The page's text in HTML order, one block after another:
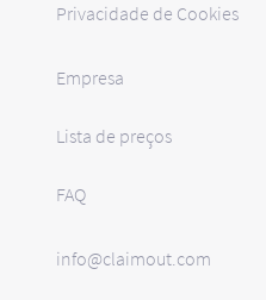
Privacidade de Cookies
Empresa
Lista de preços
FAQ
info@claimout.com